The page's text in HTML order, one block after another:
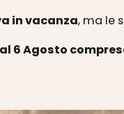
in vacanza, ma le
6 Agosto